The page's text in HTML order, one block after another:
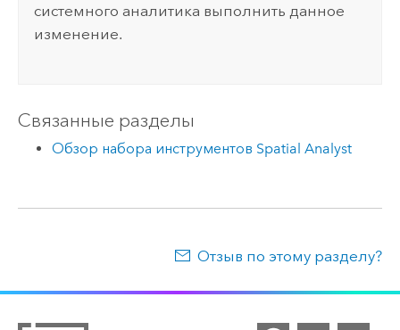
системного аналитика выполнить данное
изменение.
Связанные разделы
Обзор набора инструментов Spatial Analyst
Отзыв по этому разделу?